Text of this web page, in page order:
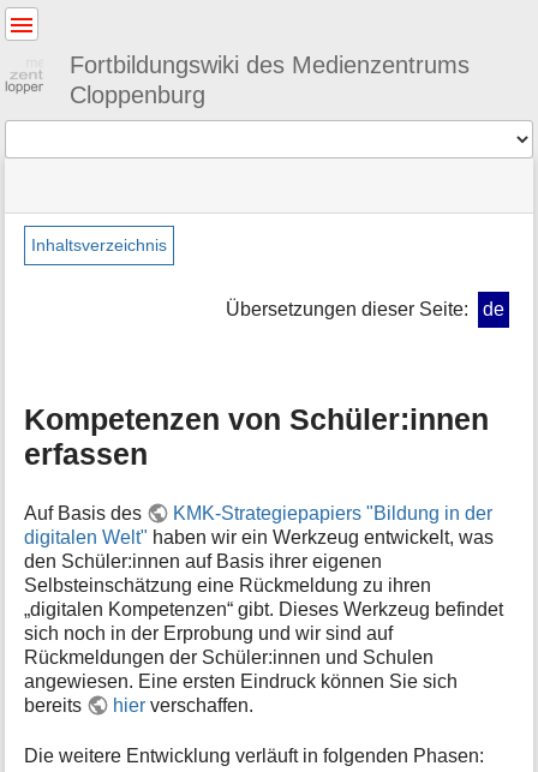
Fortbildungswiki des Medienzentrums
Cloppenburg
befinden
sich
hier:
»
mbk
»
Seiten-
Werkzeuge
r
a
t
i
o
e
n
z
u
r
e
Inhaltsverzeichnis
Übersetzungen dieser Seite: de
Kompetenzen von Schüler:innen
erfassen
Auf Basis des
KMK-Strategiepapiers "Bildung in der
digitalen Welt" haben wir ein Werkzeug entwickelt, was
den Schüler:innen auf Basis ihrer eigenen
Selbsteinschätzung eine Rückmeldung zu ihren
„digitalen Kompetenzen“ gibt. Dieses Werkzeug befindet
sich noch in der Erprobung und wir sind auf
Rückmeldungen der Schüler:innen und Schulen
angewiesen. Eine ersten Eindruck können Sie sich
bereits
hier verschaffen.
Die weitere Entwicklung verläuft in folgenden Phasen: